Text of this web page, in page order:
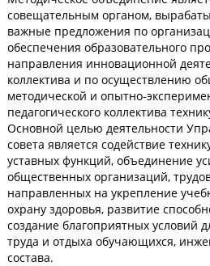
совещательным органом,
важные предложения по
обеспечения образовательного
направления инновационной
коллектива и по осуществлению
методической и опытно-
педагогического коллектива
Основной целью деятельности
совета является содействие
уставных функций, объединение
общественных организаций,
направленных на укрепление
охрану здоровья, развитие
создание благоприятных условий
труда и отдыха обучающихся,
состава.